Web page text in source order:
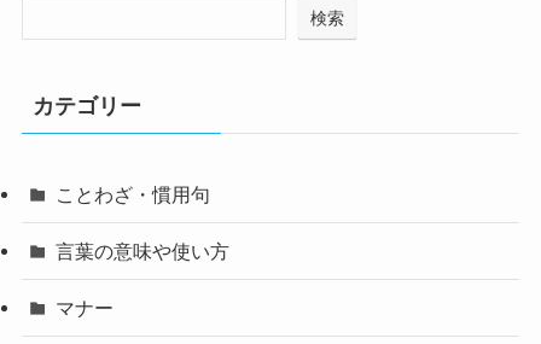
検索
カテゴリー
ことわざ・慣用句
言葉の意味や使い方
マナー